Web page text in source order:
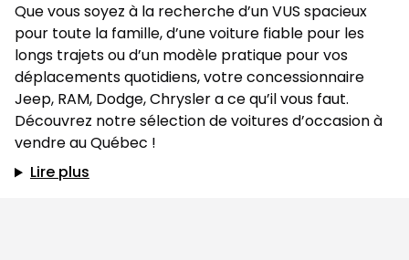
Que vous soyez à la recherche d’un VUS spacieux
pour toute la famille, d’une voiture fiable pour les
longs trajets ou d’un modèle pratique pour vos
déplacements quotidiens, votre concessionnaire
Jeep, RAM, Dodge, Chrysler a ce qu’il vous faut.
Découvrez notre sélection de voitures d’occasion à
vendre au Québec !
Lire plus